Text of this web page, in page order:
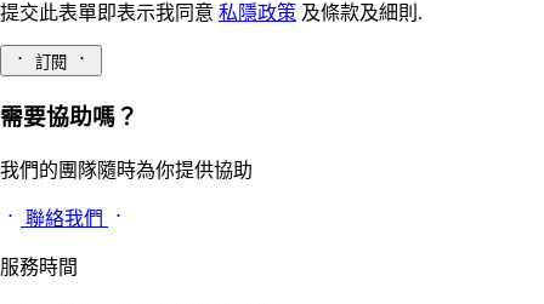
提交此表單即表示我同意 私隱政策 及條款及細則.
訂閱
需要協助嗎？
我們的團隊隨時為你提供協助
聯絡我們
服務時間